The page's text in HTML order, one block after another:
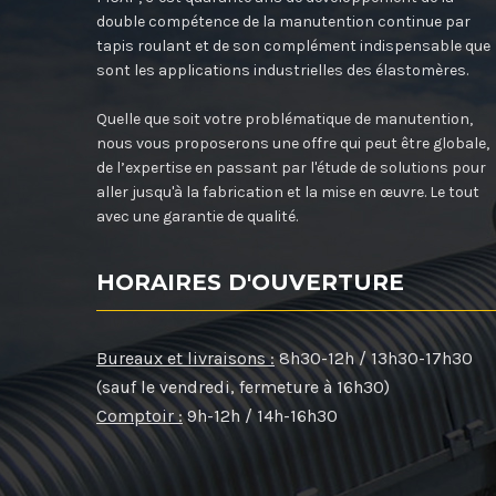
double compétence de la manutention continue par
tapis roulant et de son complément indispensable que
sont les applications industrielles des élastomères.
Quelle que soit votre problématique de manutention,
nous vous proposerons une offre qui peut être globale,
de l’expertise en passant par l'étude de solutions pour
aller jusqu'à la fabrication et la mise en œuvre. Le tout
avec une garantie de qualité.
HORAIRES D'OUVERTURE
Bureaux et livraisons :8h30-12h / 13h30-17h30
(sauf le vendredi, fermeture à 16h30)
Comptoir :9h-12h / 14h-16h30